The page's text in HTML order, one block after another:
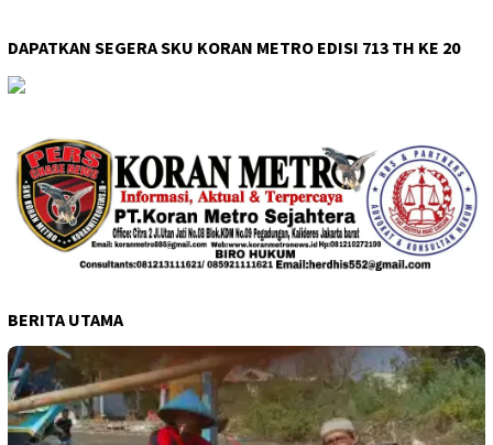
DAPATKAN SEGERA SKU KORAN METRO EDISI 713 TH KE 20
BERITA UTAMA